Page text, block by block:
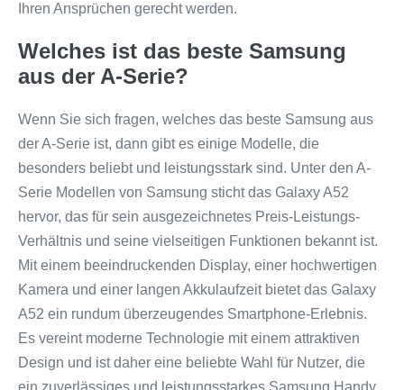
Ihren Ansprüchen gerecht werden.
Welches ist das beste Samsung
aus der A-Serie?
Wenn Sie sich fragen, welches das beste Samsung aus
der A-Serie ist, dann gibt es einige Modelle, die
besonders beliebt und leistungsstark sind. Unter den A-
Serie Modellen von Samsung sticht das Galaxy A52
hervor, das für sein ausgezeichnetes Preis-Leistungs-
Verhältnis und seine vielseitigen Funktionen bekannt ist.
Mit einem beeindruckenden Display, einer hochwertigen
Kamera und einer langen Akkulaufzeit bietet das Galaxy
A52 ein rundum überzeugendes Smartphone-Erlebnis.
Es vereint moderne Technologie mit einem attraktiven
Design und ist daher eine beliebte Wahl für Nutzer, die
ein zuverlässiges und leistungsstarkes Samsung Handy